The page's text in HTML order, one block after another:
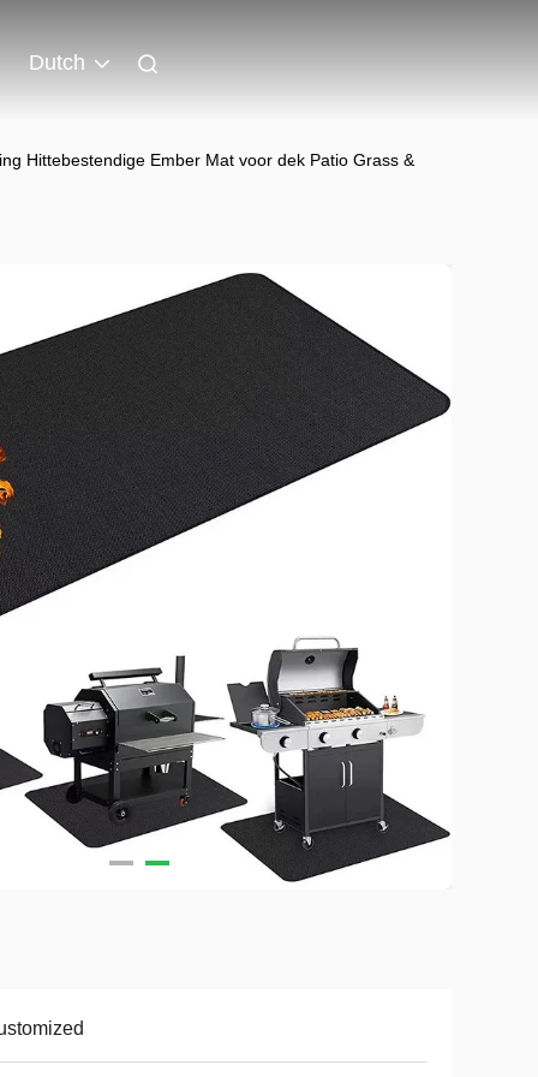
Dutch
Hittebestendige Ember Mat voor dek Patio Grass &